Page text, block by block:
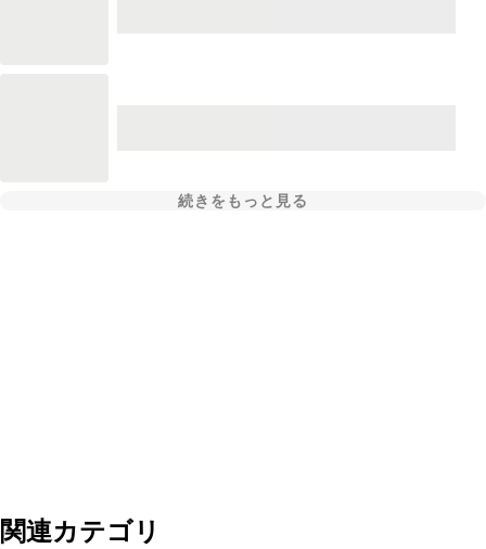
続きをもっと見る
関連カテゴリ